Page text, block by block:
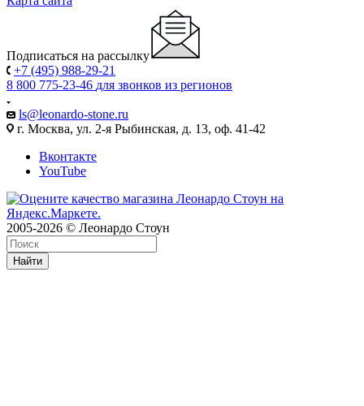
Подписаться на рассылку
+7 (495) 988-29-21
8 800 775-23-46 для звонков из регионов
ls@leonardo-stone.ru
г. Москва, ул. 2-я Рыбинская, д. 13, оф. 41-42
Вконтакте
YouTube
2005-2026 © Леонардо Стоун
Найти